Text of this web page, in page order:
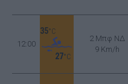
12:00
35°C
27°C
2 Μπφ ΝΔ
9 Km/h